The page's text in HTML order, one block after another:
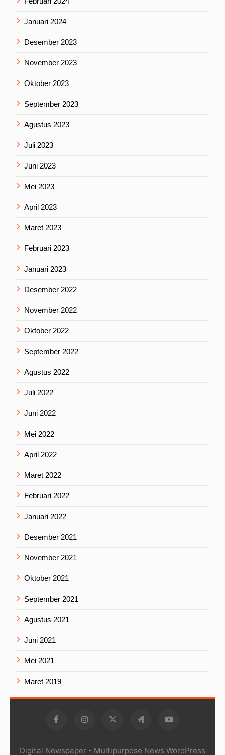
Januari 2024
Desember 2023
November 2023
Oktober 2023
September 2023
Agustus 2023
Juli 2023
Juni 2023
Mei 2023
April 2023
Maret 2023
Februari 2023
Januari 2023
Desember 2022
November 2022
Oktober 2022
September 2022
Agustus 2022
Juli 2022
Juni 2022
Mei 2022
April 2022
Maret 2022
Februari 2022
Januari 2022
Desember 2021
November 2021
Oktober 2021
September 2021
Agustus 2021
Juni 2021
Mei 2021
Maret 2019
Digital Newspaper - Multipurpose News WordPress